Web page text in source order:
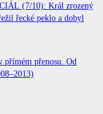
(7/10): Král zrozený
řecké peklo a dobyl
přímém přenosu. Od